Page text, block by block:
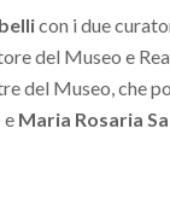
con i due
del Museo e
del Museo, che
e Maria Rosaria